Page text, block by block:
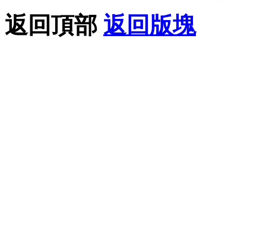
返回頂部 返回版塊